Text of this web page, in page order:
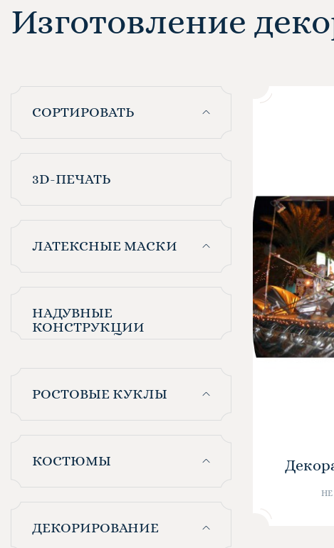
Изготовление
СОРТИРОВАТЬ
3D-ПЕЧАТЬ
ЛАТЕКСНЫЕ МАСКИ
НАДУВНЫЕ
КОНСТРУКЦИИ
РОСТОВЫЕ КУКЛЫ
КОСТЮМЫ
ДЕКОРИРОВАНИЕ